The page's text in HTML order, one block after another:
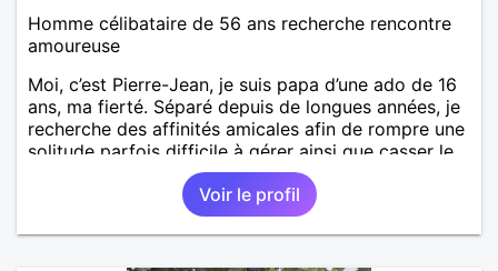
Homme célibataire de 56 ans recherche rencontre
amoureuse
Moi, c’est Pierre-Jean, je suis papa d’une ado de 16
ans, ma fierté. Séparé depuis de longues années, je
recherche des affinités amicales afin de rompre une
solitude parfois difficile à gérer ainsi que casser le
vague à l’âme. L’amitié reste extrêmement
importante à mes yeux mais peut se décliner en des
sentiments plus puissants. « Le temps fera son
œuvre » disait Arthur Schopenhauer, philosophe
Voir le profil